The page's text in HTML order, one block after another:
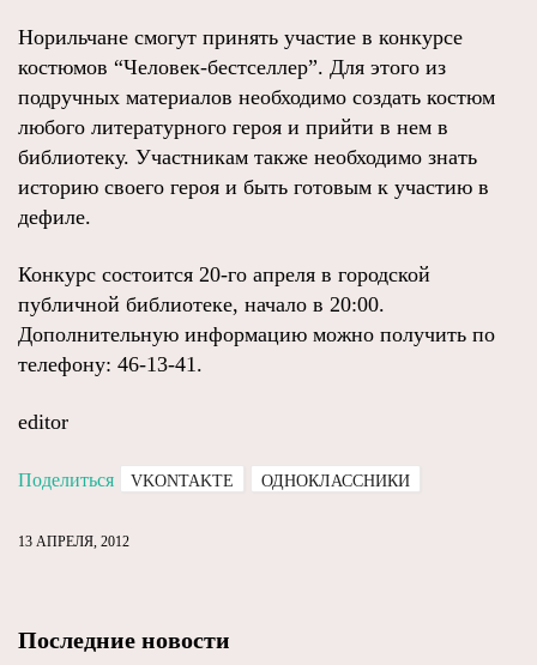
Норильчане смогут принять участие в конкурсе
костюмов “Человек-бестселлер”. Для этого из
подручных материалов необходимо создать костюм
любого литературного героя и прийти в нем в
библиотеку. Участникам также необходимо знать
историю своего героя и быть готовым к участию в
дефиле.
Конкурс состоится 20-го апреля в городской
публичной библиотеке, начало в 20:00.
Дополнительную информацию можно получить по
телефону: 46-13-41.
editor
Поделиться VKONTAKTE ОДНОКЛАССНИКИ
13 АПРЕЛЯ, 2012
Последние новости